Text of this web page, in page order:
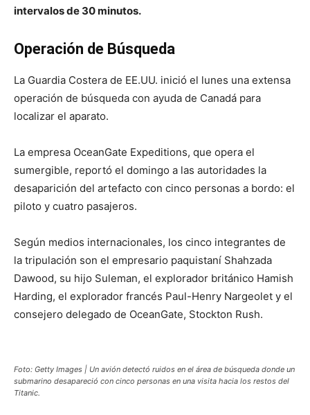
intervalos de 30 minutos.
Operación de Búsqueda
La Guardia Costera de EE.UU. inició el lunes una extensa
operación de búsqueda con ayuda de Canadá para
localizar el aparato.
La empresa OceanGate Expeditions, que opera el
sumergible, reportó el domingo a las autoridades la
desaparición del artefacto con cinco personas a bordo: el
piloto y cuatro pasajeros.
Según medios internacionales, los cinco integrantes de
la tripulación son el empresario paquistaní Shahzada
Dawood, su hijo Suleman, el explorador británico Hamish
Harding, el explorador francés Paul-Henry Nargeolet y el
consejero delegado de OceanGate, Stockton Rush.
Foto: Getty Images | Un avión detectó ruidos en el área de búsqueda donde un
submarino desapareció con cinco personas en una visita hacia los restos del
Titanic.